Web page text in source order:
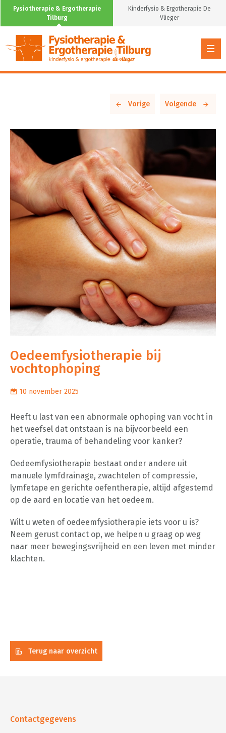
Fysiotherapie & Ergotherapie
Tilburg
Kinderfysio & Ergotherapie De
Vlieger
Vorige Volgende
Oedeemfysiotherapie bij
vochtophoping
10 november 2025
Heeft u last van een abnormale ophoping van vocht in
het weefsel dat ontstaan is na bijvoorbeeld een
operatie, trauma of behandeling voor kanker?
Oedeemfysiotherapie bestaat onder andere uit
manuele lymfdrainage, zwachtelen of compressie,
lymfetape en gerichte oefentherapie, altijd afgestemd
op de aard en locatie van het oedeem.
Wilt u weten of oedeemfysiotherapie iets voor u is?
Neem gerust contact op, we helpen u graag op weg
naar meer bewegingsvrijheid en een leven met minder
klachten.
Terug naar overzicht
Contactgegevens